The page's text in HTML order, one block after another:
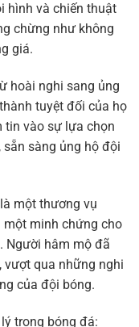
hình và chiến thuật
chừng như không
giá.
hoài nghi sang ủng
tuyệt đối của họ
tin vào sự lựa chọn
sàng ủng hộ đội
một thương vụ
minh chứng cho
Người hâm mộ đã
vượt qua những nghi
của đội bóng.
trong bóng đá: